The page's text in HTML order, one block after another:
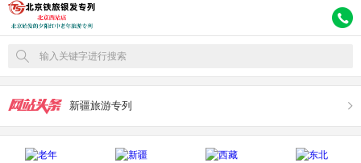
输入关键字进行搜索
新疆旅游专列